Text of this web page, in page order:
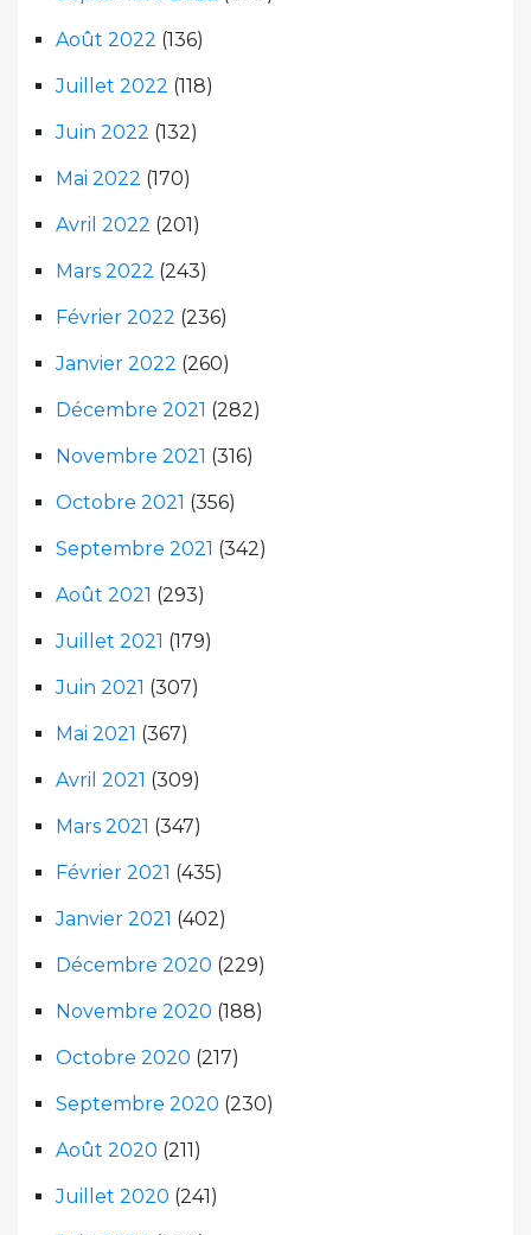
Août 2022 (136)
Juillet 2022 (118)
Juin 2022 (132)
Mai 2022 (170)
Avril 2022 (201)
Mars 2022 (243)
Février 2022 (236)
Janvier 2022 (260)
Décembre 2021 (282)
Novembre 2021 (316)
Octobre 2021 (356)
Septembre 2021 (342)
Août 2021 (293)
Juillet 2021 (179)
Juin 2021 (307)
Mai 2021 (367)
Avril 2021 (309)
Mars 2021 (347)
Février 2021 (435)
Janvier 2021 (402)
Décembre 2020 (229)
Novembre 2020 (188)
Octobre 2020 (217)
Septembre 2020 (230)
Août 2020 (211)
Juillet 2020 (241)